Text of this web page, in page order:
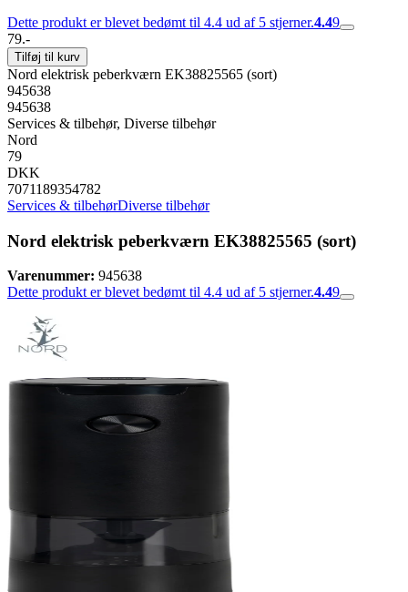
Dette produkt er blevet bedømt til 4.4 ud af 5 stjerner.4.49
79.-
Tilføj til kurv
Nord elektrisk peberkværn EK38825565 (sort)
945638
945638
Services & tilbehør, Diverse tilbehør
Nord
79
DKK
7071189354782
Services & tilbehørDiverse tilbehør
Nord elektrisk peberkværn EK38825565 (sort)
Varenummer: 945638
Dette produkt er blevet bedømt til 4.4 ud af 5 stjerner.4.49